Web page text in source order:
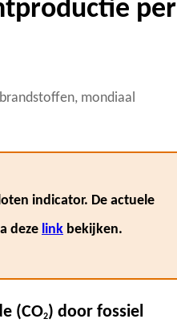
per
mondiaal
indicator. De actuele
deze link bekijken.
(CO2) door fossiel